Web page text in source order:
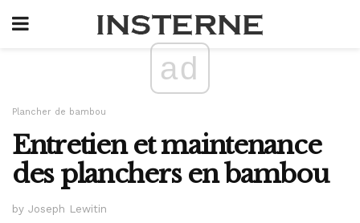
ad
Plancher de bambou
Entretien et maintenance
des planchers en bambou
by Joseph Lewitin